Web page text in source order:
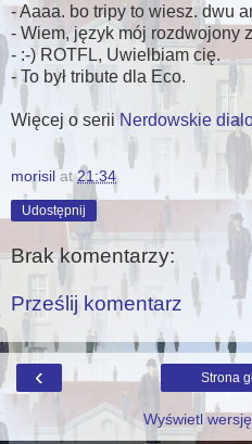
- Aaaa. bo tripy to wiesz. dwu
- Wiem, język mój rozdwojony
- :-) ROTFL, Uwielbiam cię.
- To był tribute dla Eco.
Więcej o seriiNerdowskie
morisil at21:34
Udostępnij
Brak komentarzy:
Prześlij komentarz
‹ Strona
Wyświetl